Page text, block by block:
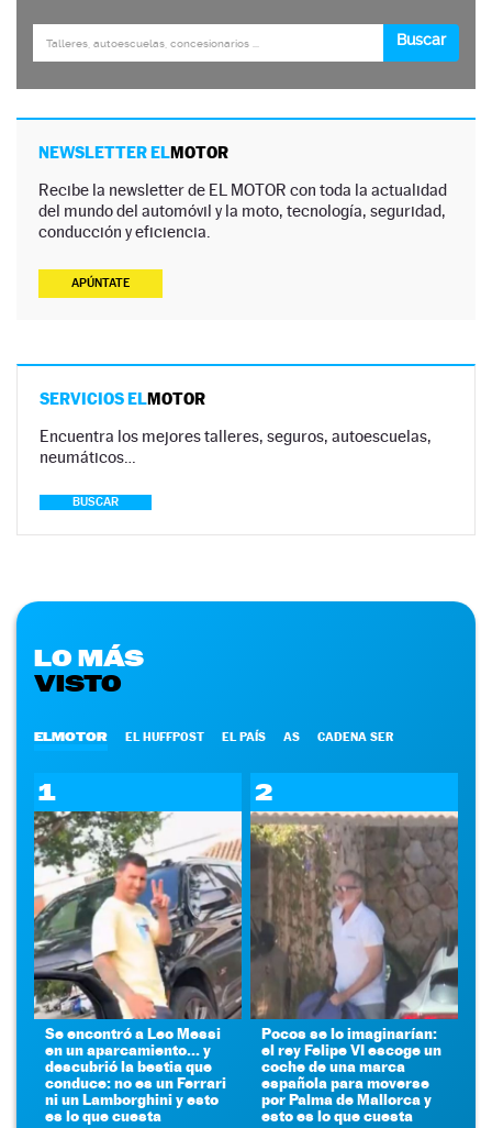
NEWSLETTER ELMOTOR
Recibe la newsletter de EL MOTOR con toda la actualidad
del mundo del automóvil y la moto, tecnología, seguridad,
conducción y eficiencia.
APÚNTATE
SERVICIOS ELMOTOR
Encuentra los mejores talleres, seguros, autoescuelas,
neumáticos…
BUSCAR
LO MÁS
VISTO
ELMOTOR EL HUFFPOST EL PAÍS AS CADENA SER
1
Se encontró a Leo Messi
en un aparcamiento... y
descubrió la bestia que
conduce: no es un Ferrari
ni un Lamborghini y esto
es lo que cuesta
2
Pocos se lo imaginarían:
el rey Felipe VI escoge un
coche de una marca
española para moverse
por Palma de Mallorca y
esto es lo que cuesta